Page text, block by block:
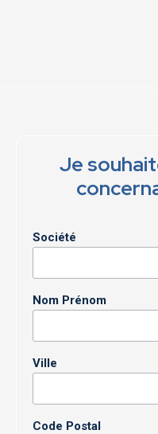
Je
Société
Nom Prénom
Ville
Code Postal